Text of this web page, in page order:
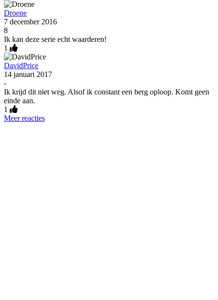
Droene
7 december 2016
8
Ik kan deze serie echt waarderen!
1
DavidPrice
14 januari 2017
-
Ik krijd dit niet weg. Alsof ik constant een berg oploop. Komt geen
einde aan.
1
Meer reacties